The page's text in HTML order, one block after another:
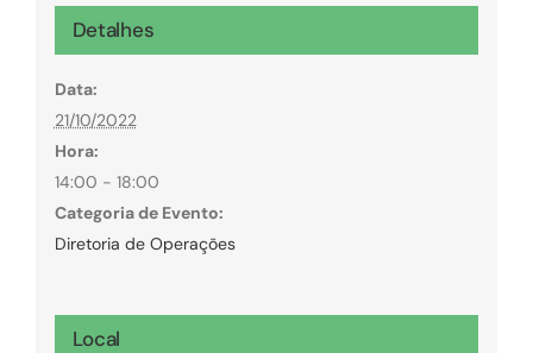
Detalhes
Data:
21/10/2022
Hora:
14:00 - 18:00
Categoria de Evento:
Diretoria de Operações
Local